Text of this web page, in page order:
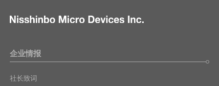
企业情报
社长致词